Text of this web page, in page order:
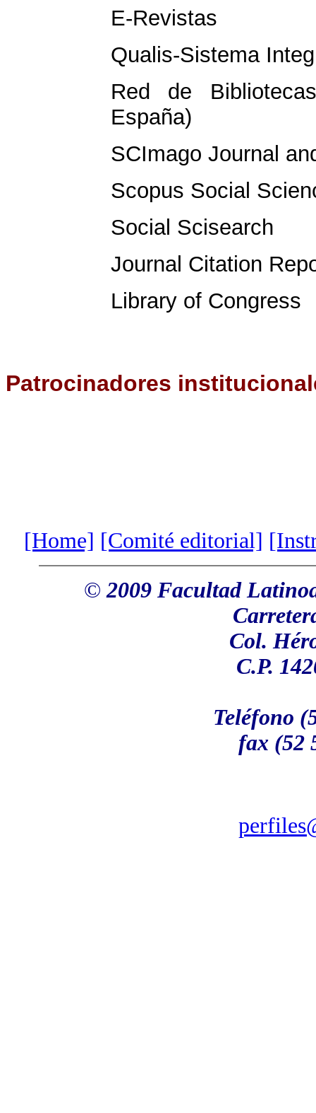
E-Revistas
Qualis-Sistema
Red de
España)
SCImago Journal
Scopus Social
Social Scisearch
Journal Citation
Library of Congress
Patrocinadores
[Home] [Comité editorial]
©2009 Facultad
Col.
C.P.
Teléfono
fax (52